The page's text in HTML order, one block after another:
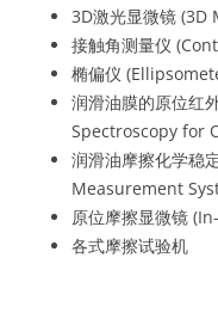
3D激光显微镜
接触角测量仪
椭偏仪
润滑油膜的原位红
Spectroscopy for
润滑油摩擦化学稳
Measurement
原位摩擦显微镜
各式摩擦试验机